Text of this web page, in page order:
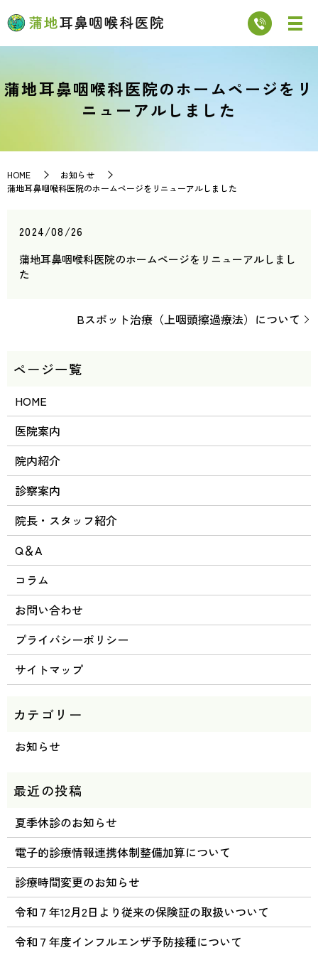
蒲地耳鼻咽喉科医院のホームページをリ
ニューアルしました
HOME
お知らせ
蒲地耳鼻咽喉科医院のホームページをリニューアルしました
2024/08/26
蒲地耳鼻咽喉科医院のホームページをリニューアルしまし
た
Bスポット治療（上咽頭擦過療法）について
HOME
医院案内
院内紹介
診察案内
院長・スタッフ紹介
Q＆A
コラム
お問い合わせ
プライバシーポリシー
サイトマップ
お知らせ
夏季休診のお知らせ
電子的診療情報連携体制整備加算について
診療時間変更のお知らせ
令和７年12月2日より従来の保険証の取扱いついて
令和７年度インフルエンザ予防接種について